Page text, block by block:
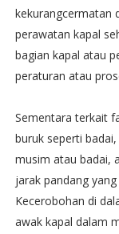
kekurangcermatan
perawatan kapal
bagian kapal atau
peraturan atau
Sementara terkait
buruk seperti
musim atau badai,
jarak pandang
Kecerobohan di
awak kapal dalam